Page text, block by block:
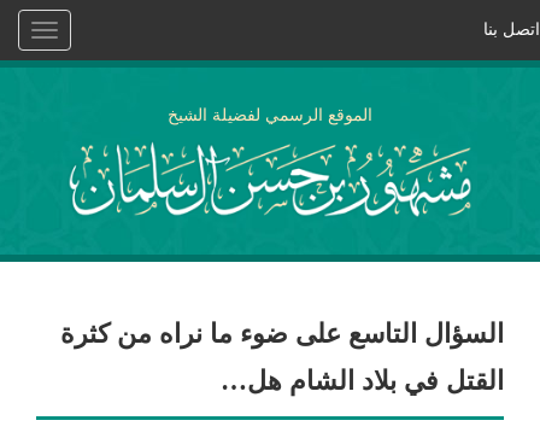
Toggle
اتصل بنا
الموقع الرسمي لفضيلة الشيخ
السؤال التاسع على ضوء ما نراه من كثرة
القتل في بلاد الشام هل…